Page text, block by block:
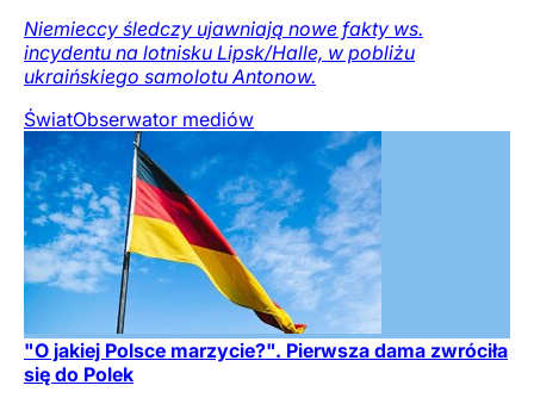
Niemieccy śledczy ujawniają nowe fakty ws.
incydentu na lotnisku Lipsk/Halle, w pobliżu
ukraińskiego samolotu Antonow.
ŚwiatObserwator mediów
"O jakiej Polsce marzycie?". Pierwsza dama zwróciła
się do Polek